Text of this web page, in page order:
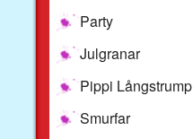
Party
Julgranar
Pippi Långstrump
Smurfar